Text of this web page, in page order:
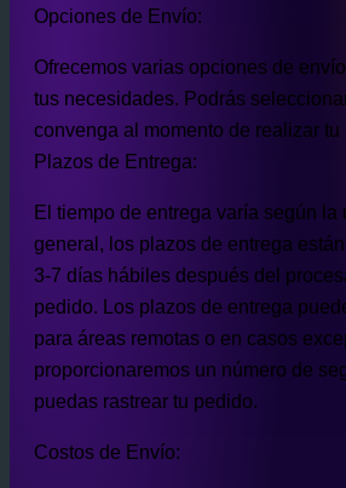
Opciones de Envío:
Ofrecemos varias opciones de
tus necesidades. Podrás
convenga al momento de realizar tu
Plazos de Entrega:
El tiempo de entrega varía según la
general, los plazos de entrega
3-7 días hábiles después del
pedido. Los plazos de entrega
para áreas remotas o en casos
proporcionaremos un número de
puedas rastrear tu pedido.
Costos de Envío: